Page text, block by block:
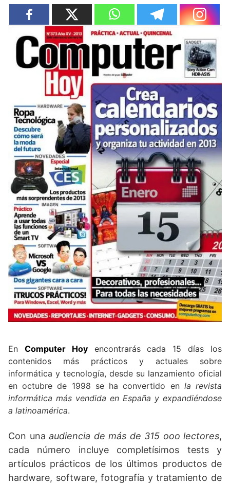
En Computer Hoyencontrarás cada 15 días los
contenidos más prácticos y actuales sobre
informática y tecnología, desde su lanzamiento oficial
en octubre de 1998 se ha convertido en la revista
informática más vendida en España y expandiéndose
a latinoamérica.
Con una audiencia de más de 315 ooo lectores,
cada número incluye completísimos tests y
artículos prácticos de los últimos productos de
hardware, software, fotografía y tratamiento de